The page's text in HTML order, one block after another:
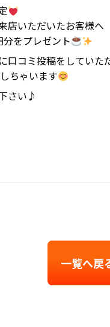
店いただいたお客様へ
をプレゼント
コミ投稿をしていた
ちゃいます
さい♪
一覧へ戻